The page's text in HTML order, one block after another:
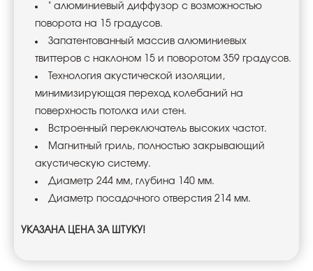
" алюминиевый диффузор с возможностью
поворота на 15 градусов.
Запатентованный массив алюминиевых
твиттеров с наклоном 15 и поворотом 359 градусов.
Технология акустической изоляции,
минимизирующая переход колебаний на
поверхность потолка или стен.
Встроенный переключатель высоких частот.
Магнитный гриль, полностью закрывающий
акустическую систему.
Диаметр 244 мм, глубина 140 мм.
Диаметр посадочного отверстия 214 мм.
УКАЗАНА ЦЕНА ЗА ШТУКУ!